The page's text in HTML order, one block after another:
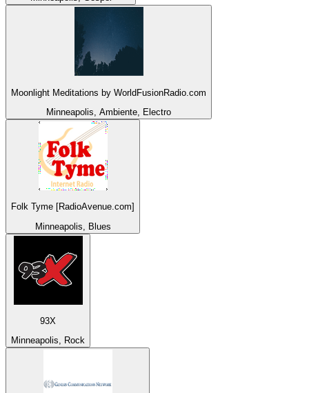
Moonlight Meditations by WorldFusionRadio.com
Minneapolis, Ambiente, Electro
Folk Tyme [RadioAvenue.com]
Minneapolis, Blues
93X
Minneapolis, Rock